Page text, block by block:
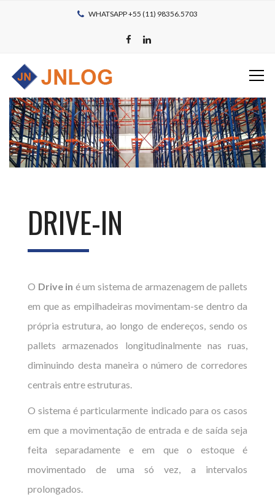
WHATSAPP +55 (11) 98356.5703
DRIVE-IN
O Drive in é um sistema de armazenagem de pallets
em que as empilhadeiras movimentam-se dentro da
própria estrutura, ao longo de endereços, sendo os
pallets armazenados longitudinalmente nas ruas,
diminuindo desta maneira o número de corredores
centrais entre estruturas.
O sistema é particularmente indicado para os casos
em que a movimentação de entrada e de saída seja
feita separadamente e em que o estoque é
movimentado de uma só vez, a intervalos
prolongados.